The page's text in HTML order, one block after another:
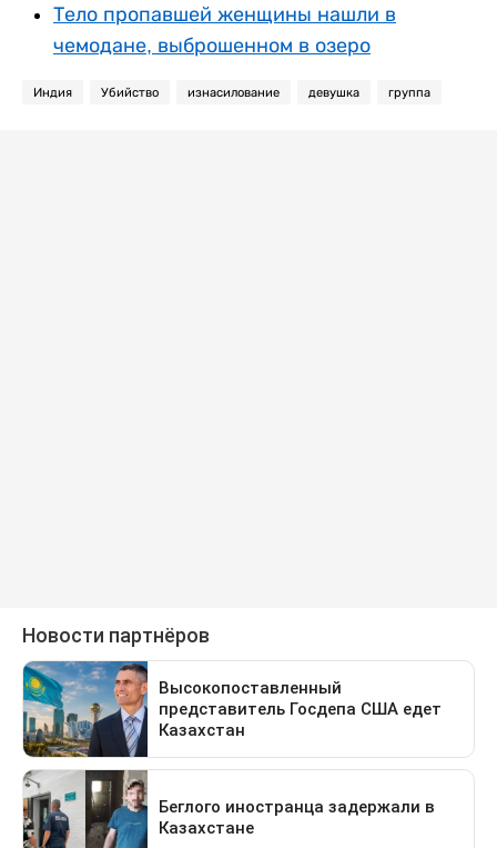
Тело пропавшей женщины нашли в
чемодане, выброшенном в озеро
Индия Убийство изнасилование девушка группа